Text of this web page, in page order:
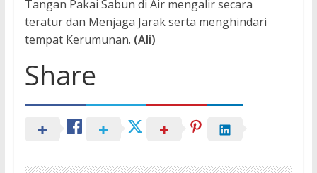
Tangan Pakai Sabun di Air mengalir secara
teratur dan Menjaga Jarak serta menghindari
tempat Kerumunan. (Ali)
Share